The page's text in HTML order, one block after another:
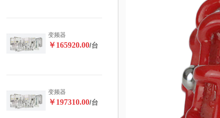
变频器
￥165920.00/台
变频器
￥197310.00/台